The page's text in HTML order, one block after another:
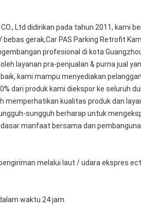
Ltd didirikan pada tahun 2011, kami
gerak,Car PAS Parking Retrofit
profesional di kota
layanan pra-penjualan & purna jual
kami mampu menyediakan
dari produk kami diekspor ke seluruh
memperhatikan kualitas produk dan
sungguh berharap untuk
manfaat bersama dan
melalui laut / udara ekspres
waktu 24 jam.